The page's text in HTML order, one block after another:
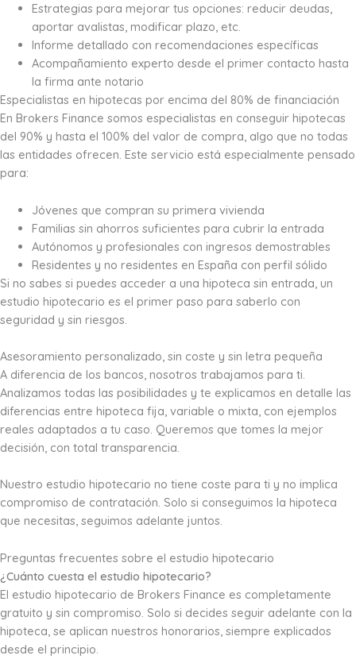
Estrategias para mejorar tus opciones: reducir deudas,
aportar avalistas, modificar plazo, etc.
Informe detallado con recomendaciones específicas
Acompañamiento experto desde el primer contacto hasta
la firma ante notario
Especialistas en hipotecas por encima del 80% de financiación
En Brokers Finance somos especialistas en conseguir hipotecas
del 90% y hasta el 100% del valor de compra, algo que no todas
las entidades ofrecen. Este servicio está especialmente pensado
para:
Jóvenes que compran su primera vivienda
Familias sin ahorros suficientes para cubrir la entrada
Autónomos y profesionales con ingresos demostrables
Residentes y no residentes en España con perfil sólido
Si no sabes si puedes acceder a una hipoteca sin entrada, un
estudio hipotecario es el primer paso para saberlo con
seguridad y sin riesgos.
Asesoramiento personalizado, sin coste y sin letra pequeña
A diferencia de los bancos, nosotros trabajamos para ti.
Analizamos todas las posibilidades y te explicamos en detalle las
diferencias entre hipoteca fija, variable o mixta, con ejemplos
reales adaptados a tu caso. Queremos que tomes la mejor
decisión, con total transparencia.
Nuestro estudio hipotecario no tiene coste para ti y no implica
compromiso de contratación. Solo si conseguimos la hipoteca
que necesitas, seguimos adelante juntos.
Preguntas frecuentes sobre el estudio hipotecario
¿Cuánto cuesta el estudio hipotecario?
El estudio hipotecario de Brokers Finance es completamente
gratuito y sin compromiso. Solo si decides seguir adelante con la
hipoteca, se aplican nuestros honorarios, siempre explicados
desde el principio.